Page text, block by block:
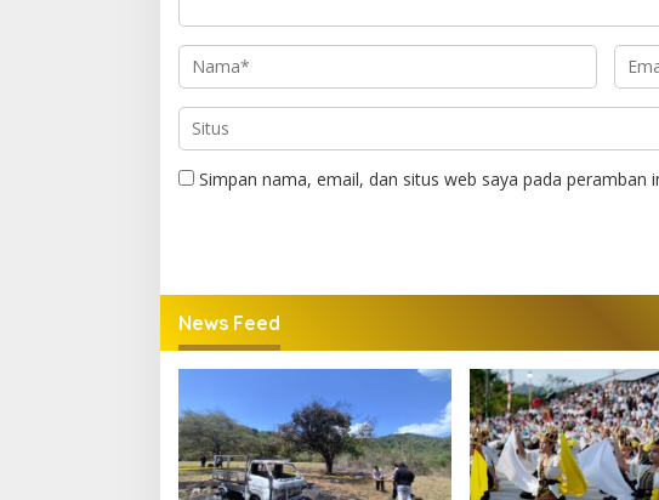
Simpan nama, email, dan situs web saya pada peramban
News Feed